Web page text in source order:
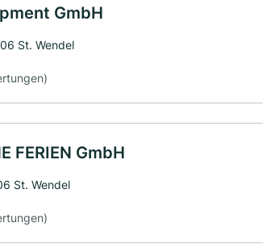
GmbH
St. Wendel
FERIEN GmbH
St. Wendel